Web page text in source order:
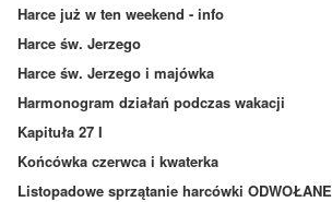
Harce już w ten weekend - info
Harce św. Jerzego
Harce św. Jerzego i majówka
Harmonogram działań podczas wakacji
Kapituła 27 I
Końcówka czerwca i kwaterka
Listopadowe sprzątanie harcówki ODWOŁANE